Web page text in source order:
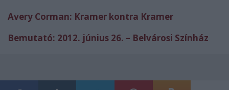
Avery Corman: Kramer kontra Kramer
Bemutató: 2012. június 26. – Belvárosi Színház